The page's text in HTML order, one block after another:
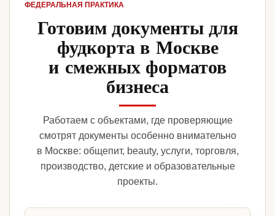
ФЕДЕРАЛЬНАЯ ПРАКТИКА
Готовим документы для
фудкорта в Москве
и смежных форматов
бизнеса
Работаем с объектами, где проверяющие
смотрят документы особенно внимательно
в Москве: общепит, beauty, услуги, торговля,
производство, детские и образовательные
проекты.